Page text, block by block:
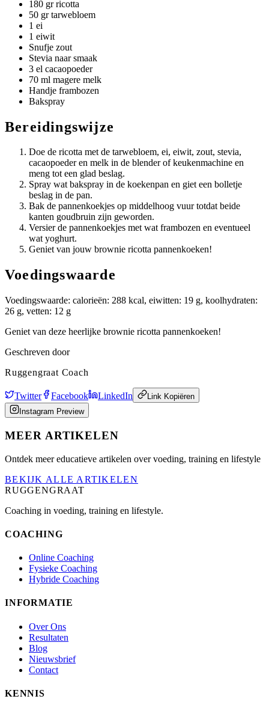
180 gr ricotta
50 gr tarwebloem
1 ei
1 eiwit
Snufje zout
Stevia naar smaak
3 el cacaopoeder
70 ml magere melk
Handje frambozen
Bakspray
Bereidingswijze
Doe de ricotta met de tarwebloem, ei, eiwit, zout, stevia,
cacaopoeder en melk in de blender of keukenmachine en
meng tot een glad beslag.
Spray wat bakspray in de koekenpan en giet een bolletje
beslag in de pan.
Bak de pannenkoekjes op middelhoog vuur totdat beide
kanten goudbruin zijn geworden.
Versier de pannenkoekjes met wat frambozen en eventueel
wat yoghurt.
Geniet van jouw brownie ricotta pannenkoeken!
Voedingswaarde
Voedingswaarde: calorieën: 288 kcal, eiwitten: 19 g, koolhydraten:
26 g, vetten: 12 g
Geniet van deze heerlijke brownie ricotta pannenkoeken!
Geschreven door
Ruggengraat Coach
Twitter Facebook LinkedIn
Link Kopiëren
Instagram Preview
MEER ARTIKELEN
Ontdek meer educatieve artikelen over voeding, training en lifestyle
BEKIJK ALLE ARTIKELEN
RUGGENGRAAT
Coaching in voeding, training en lifestyle.
COACHING
Online Coaching
Fysieke Coaching
Hybride Coaching
INFORMATIE
Over Ons
Resultaten
Blog
Nieuwsbrief
Contact
KENNIS